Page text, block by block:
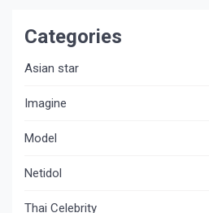
Categories
Asian star
Imagine​
Model
Netidol
Thai Celebrity